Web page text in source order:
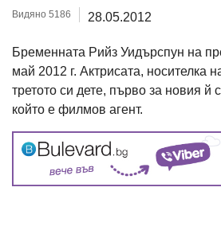
Видяно 5186 28.05.2012
Бременната Рийз Уидърспун на
май 2012 г. Актрисата, носителка
третото си дете, първо за новия й
който е филмов агент.